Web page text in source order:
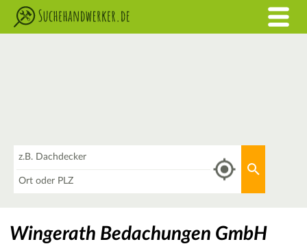
Wingerath Bedachungen GmbH